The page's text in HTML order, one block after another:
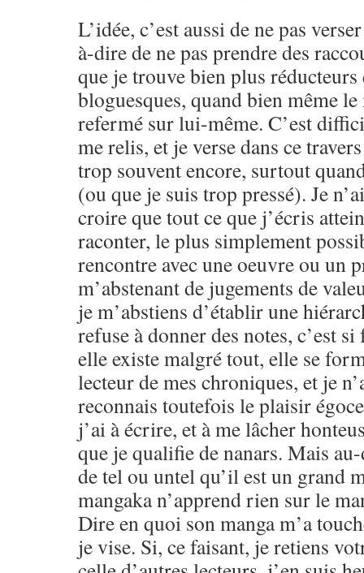
L’idée, c’est aussi de ne pas
à-dire de ne pas prendre des
que je trouve bien plus réducteurs
bloguesques, quand bien même
refermé sur lui-même. C’est
me relis, et je verse dans ce
trop souvent encore, surtout
(ou que je suis trop pressé). Je
croire que tout ce que j’écris
raconter, le plus simplement
rencontre avec une oeuvre ou un
m’abstenant de jugements de
je m’abstiens d’établir une
refuse à donner des notes, c’est
elle existe malgré tout, elle se
lecteur de mes chroniques, et je
reconnais toutefois le plaisir
j’ai à écrire, et à me lâcher
que je qualifie de nanars. Mais
de tel ou untel qu’il est un grand
mangaka n’apprend rien sur le
Dire en quoi son manga m’a
je vise. Si, ce faisant, je retiens